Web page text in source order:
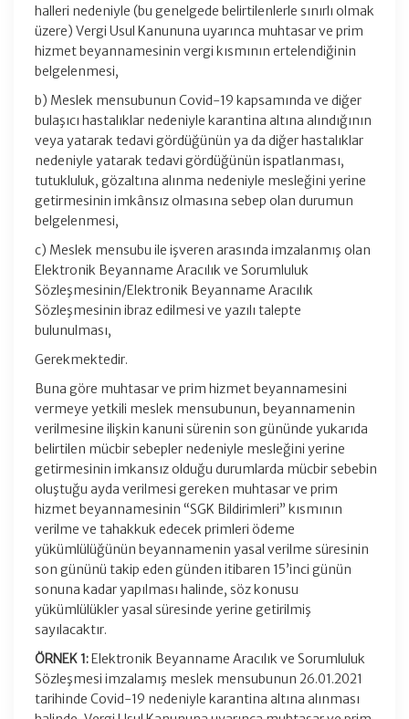
halleri nedeniyle (bu genelgede belirtilenlerle sınırlı olmak
üzere) Vergi Usul Kanununa uyarınca muhtasar ve prim
hizmet beyannamesinin vergi kısmının ertelendiğinin
belgelenmesi,
b) Meslek mensubunun Covid-19 kapsamında ve diğer
bulaşıcı hastalıklar nedeniyle karantina altına alındığının
veya yatarak tedavi gördüğünün ya da diğer hastalıklar
nedeniyle yatarak tedavi gördüğünün ispatlanması,
tutukluluk, gözaltına alınma nedeniyle mesleğini yerine
getirmesinin imkânsız olmasına sebep olan durumun
belgelenmesi,
c) Meslek mensubu ile işveren arasında imzalanmış olan
Elektronik Beyanname Aracılık ve Sorumluluk
Sözleşmesinin/Elektronik Beyanname Aracılık
Sözleşmesinin ibraz edilmesi ve yazılı talepte
bulunulması,
Gerekmektedir.
Buna göre muhtasar ve prim hizmet beyannamesini
vermeye yetkili meslek mensubunun, beyannamenin
verilmesine ilişkin kanuni sürenin son gününde yukarıda
belirtilen mücbir sebepler nedeniyle mesleğini yerine
getirmesinin imkansız olduğu durumlarda mücbir sebebin
oluştuğu ayda verilmesi gereken muhtasar ve prim
hizmet beyannamesinin “SGK Bildirimleri” kısmının
verilme ve tahakkuk edecek primleri ödeme
yükümlülüğünün beyannamenin yasal verilme süresinin
son gününü takip eden günden itibaren 15’inci günün
sonuna kadar yapılması halinde, söz konusu
yükümlülükler yasal süresinde yerine getirilmiş
sayılacaktır.
ÖRNEK 1:Elektronik Beyanname Aracılık ve Sorumluluk
Sözleşmesi imzalamış meslek mensubunun 26.01.2021
tarihinde Covid-19 nedeniyle karantina altına alınması